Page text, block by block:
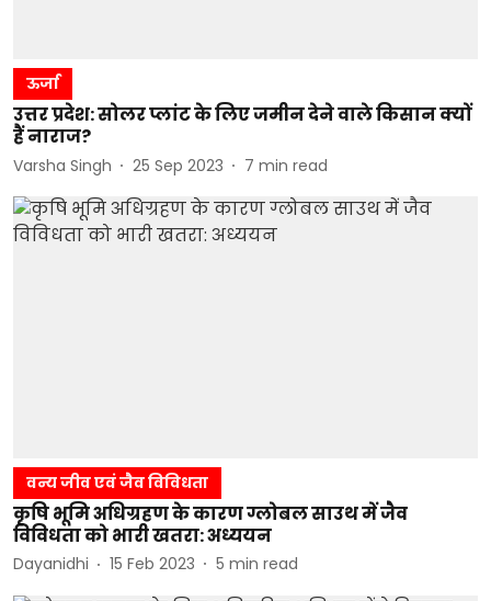
ऊर्जा
उत्तर प्रदेश: सोलर प्लांट के लिए जमीन देने वाले किसान क्यों
हैं नाराज?
Varsha Singh 25 Sep 2023 7 min read
वन्य जीव एवं जैव विविधता
कृषि भूमि अधिग्रहण के कारण ग्लोबल साउथ में जैव
विविधता को भारी खतरा: अध्ययन
Dayanidhi 15 Feb 2023 5 min read